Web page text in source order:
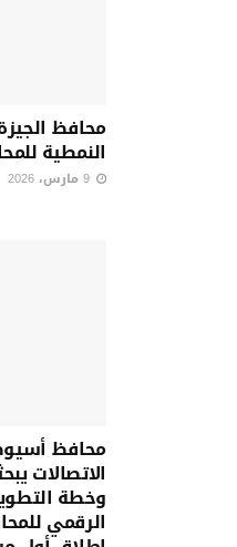
محافظ
النمطية
محافظ
الاتصالات
وخطة
الرقمي